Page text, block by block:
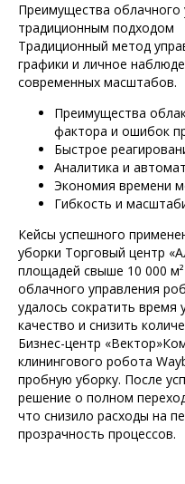
Преимущества облачного
традиционным подходом
Традиционный метод
графики и личное
современных масштабов.
Преимущества
фактора и ошибок
Быстрое
Аналитика и
Экономия времени
Гибкость и
Кейсы успешного
уборки Торговый центр
площадей свыше 10 000
облачного управления
удалось сократить время
качество и снизить
Бизнес-центр
клинингового робота
пробную уборку. После
решение о полном
что снизило расходы на
прозрачность процессов.